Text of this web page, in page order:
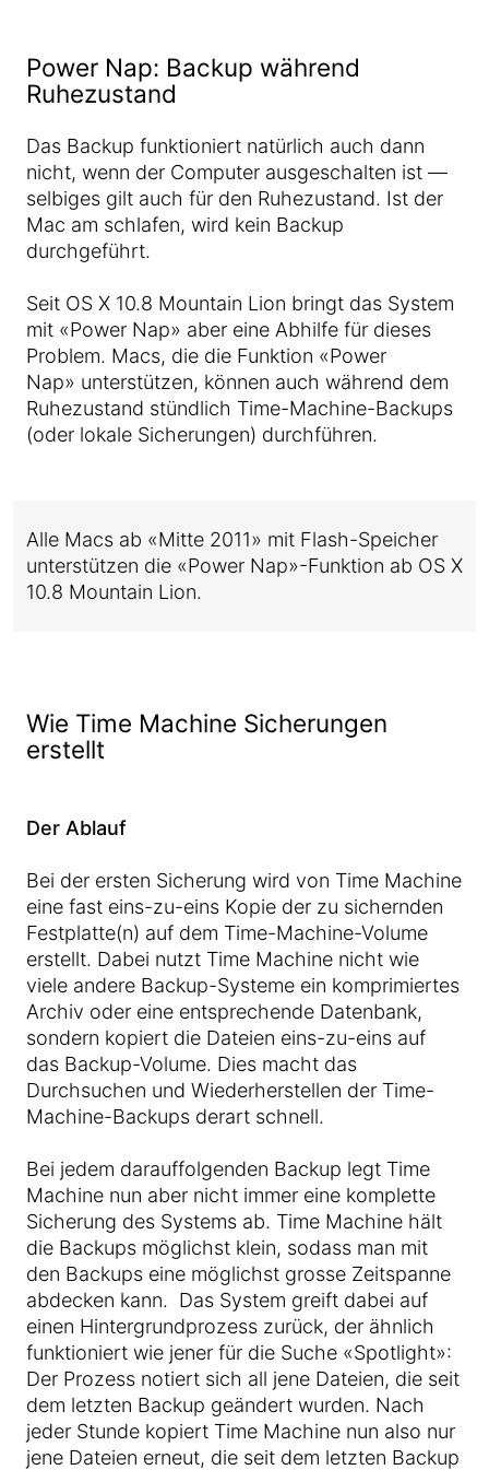
Power Nap: Backup während
Ruhezustand
Das Backup funktioniert natürlich auch dann
nicht, wenn der Computer ausgeschalten ist —
selbiges gilt auch für den Ruhezustand. Ist der
Mac am schlafen, wird kein Backup
durchgeführt.
Seit OS X 10.8 Mountain Lion bringt das System
mit «Power Nap» aber eine Abhilfe für dieses
Problem. Macs, die die Funktion «Power
Nap» unterstützen, können auch während dem
Ruhezustand stündlich Time-Machine-Backups
(oder lokale Sicherungen) durchführen.
Alle Macs ab «Mitte 2011» mit Flash-Speicher
unterstützen die «Power Nap»-Funktion ab OS X
10.8 Mountain Lion.
Wie Time Machine Sicherungen
erstellt
Der Ablauf
Bei der ersten Sicherung wird von Time Machine
eine fast eins-zu-eins Kopie der zu sichernden
Festplatte(n) auf dem Time-Machine-Volume
erstellt. Dabei nutzt Time Machine nicht wie
viele andere Backup-Systeme ein komprimiertes
Archiv oder eine entsprechende Datenbank,
sondern kopiert die Dateien eins-zu-eins auf
das Backup-Volume. Dies macht das
Durchsuchen und Wiederherstellen der Time-
Machine-Backups derart schnell.
Bei jedem darauffolgenden Backup legt Time
Machine nun aber nicht immer eine komplette
Sicherung des Systems ab. Time Machine hält
die Backups möglichst klein, sodass man mit
den Backups eine möglichst grosse Zeitspanne
abdecken kann. Das System greift dabei auf
einen Hintergrundprozess zurück, der ähnlich
funktioniert wie jener für die Suche «Spotlight»:
Der Prozess notiert sich all jene Dateien, die seit
dem letzten Backup geändert wurden. Nach
jeder Stunde kopiert Time Machine nun also nur
jene Dateien erneut, die seit dem letzten Backup